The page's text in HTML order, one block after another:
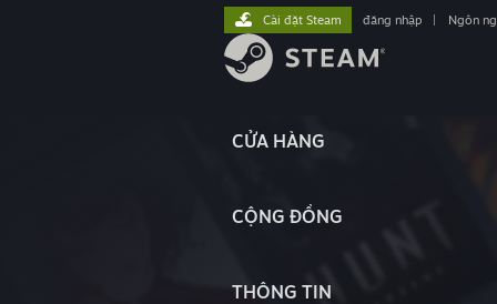
CỬA HÀNG
CỘNG ĐỒNG
THÔNG TIN
Cài đặt Steam đăng nhập Ngôn